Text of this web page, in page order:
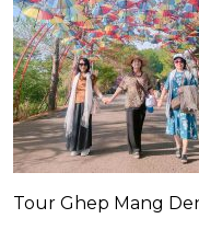
Tour Ghep Mang